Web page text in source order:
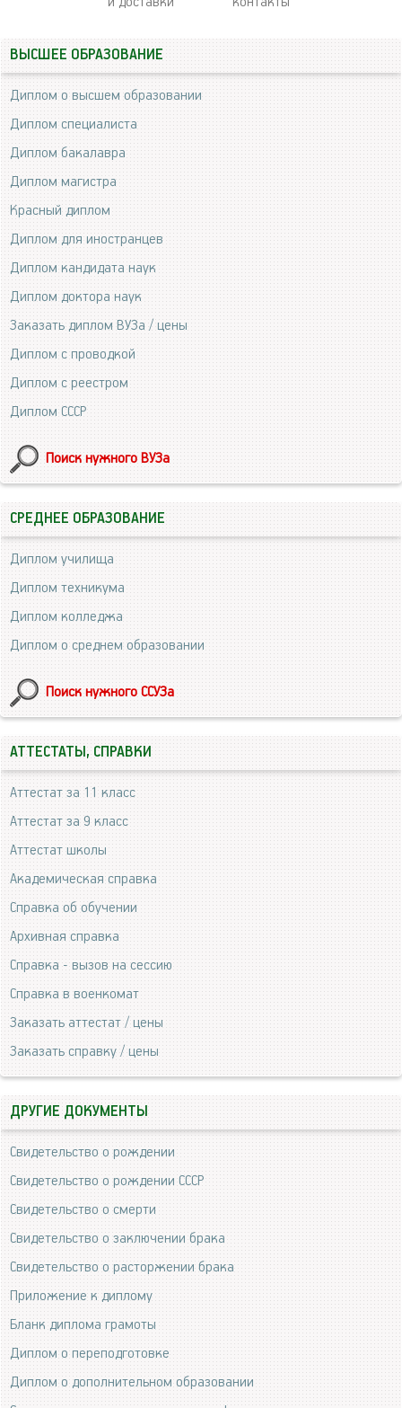
ВЫСШЕЕ ОБРАЗОВАНИЕ
Диплом о высшем образовании
Диплом специалиста
Диплом бакалавра
Диплом магистра
Красный диплом
Диплом для иностранцев
Диплом кандидата наук
Диплом доктора наук
Заказать диплом ВУЗа / цены
Диплом с проводкой
Диплом с реестром
Диплом СССР
Поиск нужного ВУЗа
СРЕДНЕЕ ОБРАЗОВАНИЕ
Диплом училища
Диплом техникума
Диплом колледжа
Диплом о среднем образовании
Поиск нужного ССУЗа
АТТЕСТАТЫ, СПРАВКИ
Аттестат за 11 класс
Аттестат за 9 класс
Аттестат школы
Академическая справка
Справка об обучении
Архивная справка
Справка - вызов на сессию
Справка в военкомат
Заказать аттестат / цены
Заказать справку / цены
ДРУГИЕ ДОКУМЕНТЫ
Свидетельство о рождении
Свидетельство о рождении СССР
Свидетельство о смерти
Свидетельство о заключении брака
Свидетельство о расторжении брака
Приложение к диплому
Бланк диплома грамоты
Диплом о переподготовке
Диплом о дополнительном образовании